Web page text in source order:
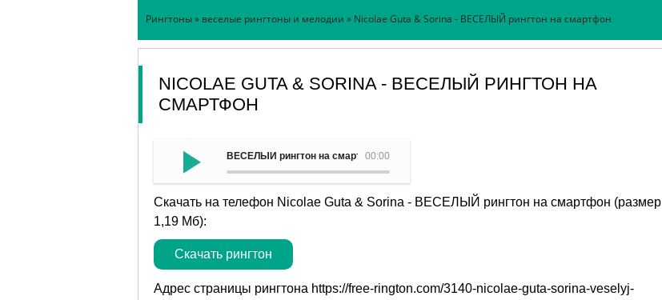
Рингтоны» веселые рингтоны и мелодии » Nicolae Guta & Sorina - ВЕСЕЛЫЙ рингтон на смартфон
NICOLAE GUTA & SORINA - ВЕСЕЛЫЙ РИНГТОН НА
СМАРТФОН
00:00
ВЕСЕЛЫЙ рингтон на смартфон - Nicolae Guta & Sorina
Скачать на телефон Nicolae Guta & Sorina - ВЕСЕЛЫЙ рингтон на смартфон (размер
1,19 Мб):
Скачать рингтон
Адрес страницы рингтона https://free-rington.com/3140-nicolae-guta-sorina-veselyj-